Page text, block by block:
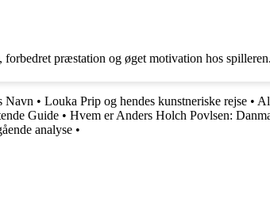
præstation og øget motivation hos spilleren.
Navn • Louka Prip og hendes kunstneriske rejse •
Guide • Hvem er Anders Holch Povlsen:
analyse •